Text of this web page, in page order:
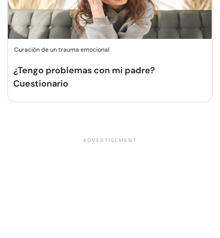
Curación de un trauma emocional
¿Tengo problemas con mi padre?
Cuestionario